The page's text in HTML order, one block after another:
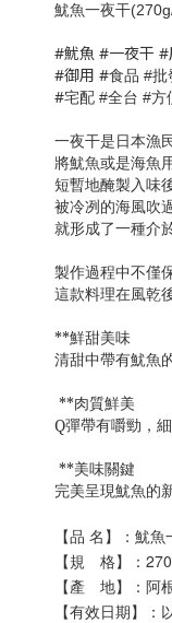
魷魚一夜干
#魷魚 #一夜干
#御用 #食品 #批
#宅配 #全台 #方
一夜干是日本漁
將魷魚或是海魚
短暫地醃製入味
被冷冽的海風吹
就形成了一種介
製作過程中不僅
這款料理在風乾
**鮮甜美味
清甜中帶有魷魚
**肉質鮮美
Q彈帶有嚼勁，
**美味關鍵
完美呈現魷魚的
【品 名】：魷
【規 格】：270
【產 地】：阿
【有效日期】：